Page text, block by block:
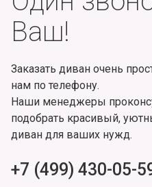
Ваш!
Заказать диван очень
нам по телефону.
Наши менеджеры
подобрать красивый,
диван для ваших нужд.
+7 (499) 430-05-